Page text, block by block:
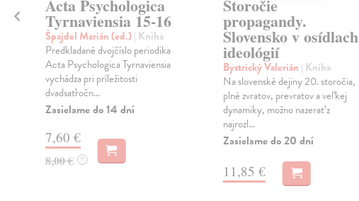
Acta Psychologica
Tyrnaviensia 15-16
Špajdel Marián (ed.)| Kniha
Predkladané dvojčíslo periodika
Acta Psychologica Tyrnaviensia
vychádza pri príležitosti
dvadsaťročn...
Zasielame do 14 dní
7,60 €
8,00 € ?
Storočie
propagandy.
Slovensko v osídlach
ideológií
Bystrický Valerián | Kniha
Na slovenské dejiny 20. storočia,
plné zvratov, prevratov a veľkej
dynamiky, možno nazerať z
najrozl...
Zasielame do 20 dní
11,85 €